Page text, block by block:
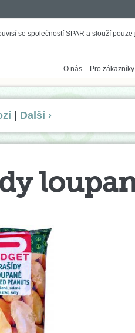
se společností SPAR a slouží
O nás Pro zákazníky
Další ›